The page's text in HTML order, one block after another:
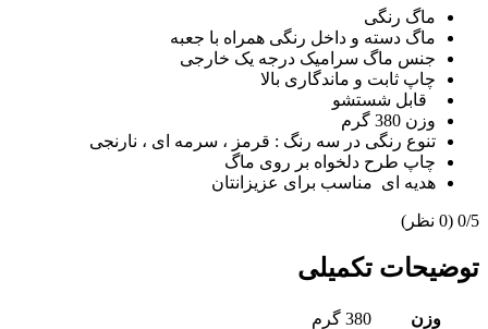
ماگ رنگی
ماگ دسته و داخل رنگی همراه با جعبه
جنس ماگ سرامیک درجه یک خارجی
چاپ ثابت و ماندگاری بالا
قابل شستشو
وزن 380 گرم
تنوع رنگی در سه رنگ : قرمز ، سرمه ای ، نارنجی
چاپ طرح دلخواه بر روی ماگ
هدیه ای مناسب برای عزیزانتان
‫0/5 ‫(0 نظر)
توضیحات تکمیلی
وزن
380 گرم